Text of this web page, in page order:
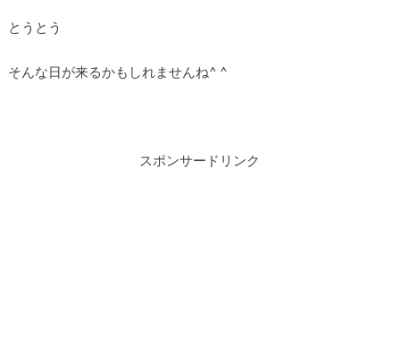
とうとう
そんな日が来るかもしれませんね^ ^
スポンサードリンク